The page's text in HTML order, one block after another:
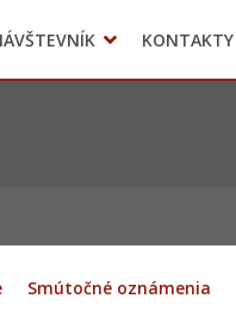
Voľby
Sliač
KONTAKTY
Smútočné oznámenia